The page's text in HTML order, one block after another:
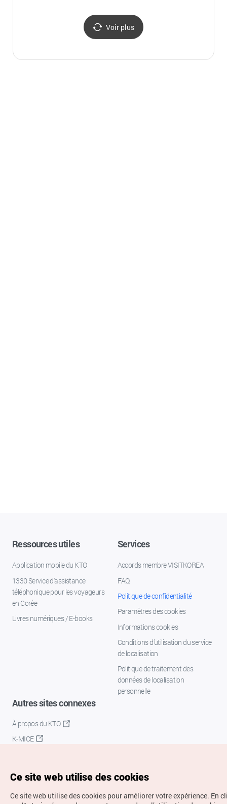
Voir plus
Ressources utiles
Application mobile du KTO
1330 Service d'assistance
téléphonique pour les voyageurs
en Corée
Livres numériques / E-books
Services
Accords membre VISITKOREA
FAQ
Politique de confidentialité
Paramètres des cookies
Informations cookies
Conditions d’utilisation du service
de localisation
Politique de traitement des
données de localisation
personnelle
Autres sites connexes
À propos du KTO
K-MICE
Ce site web utilise des cookies
Ce site web utilise des cookies pour améliorer votre expérience. En